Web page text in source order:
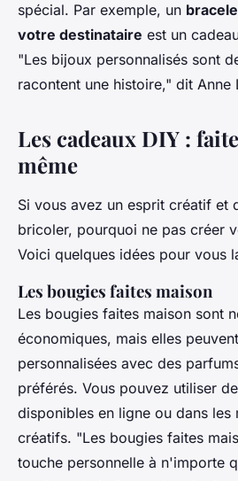
spécial. Par exemple, un
votre destinataire est un
"Les bijoux personnalisés sont
racontent une histoire," dit Anne
Les cadeaux DIY :
même
Si vous avez un esprit créatif et
bricoler, pourquoi ne pas créer
Voici quelques idées pour vous
Les bougies faites maison
Les bougies faites maison sont
économiques, mais elles
personnalisées avec des
préférés. Vous pouvez utiliser
disponibles en ligne ou dans les
créatifs. "Les bougies faites
touche personnelle à n'importe